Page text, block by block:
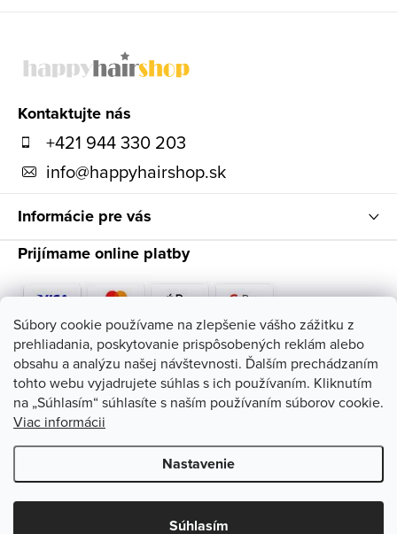
Súbory cookie používame na zlepšenie vášho zážitku z
prehliadania, poskytovanie prispôsobených reklám alebo
obsahu a analýzu našej návštevnosti. Ďalším prechádzaním
tohto webu vyjadrujete súhlas s ich používaním. Kliknutím
na „Súhlasím“ súhlasíte s naším používaním súborov cookie.
Viac informácii
Nastavenie
Súhlasím
Kontaktujte nás
+421 944 330 203
info@happyhairshop.sk
Informácie pre vás
Prijímame online platby
Sledujte nás
Copyright 2026HappyHairShop. Všetky práva vyhradené.Upraviť
nastavenie cookies